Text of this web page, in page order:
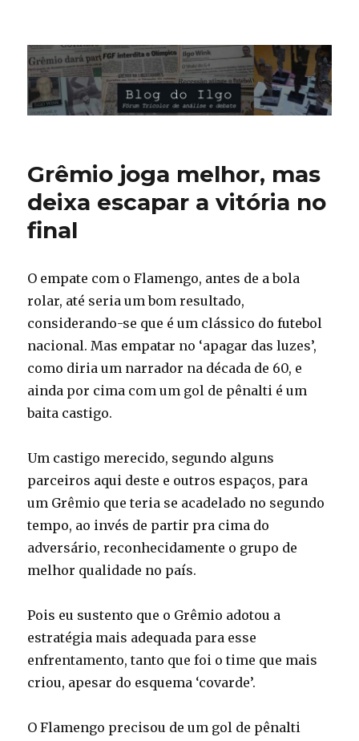
Blog do Ilgo Wink
Grêmio joga melhor, mas
deixa escapar a vitória no
final
O empate com o Flamengo, antes de a bola
rolar, até seria um bom resultado,
considerando-se que é um clássico do futebol
nacional. Mas empatar no ‘apagar das luzes’,
como diria um narrador na década de 60, e
ainda por cima com um gol de pênalti é um
baita castigo.
Um castigo merecido, segundo alguns
parceiros aqui deste e outros espaços, para
um Grêmio que teria se acadelado no segundo
tempo, ao invés de partir pra cima do
adversário, reconhecidamente o grupo de
melhor qualidade no país.
Pois eu sustento que o Grêmio adotou a
estratégia mais adequada para esse
enfrentamento, tanto que foi o time que mais
criou, apesar do esquema ‘covarde’.
O Flamengo precisou de um gol de pênalti